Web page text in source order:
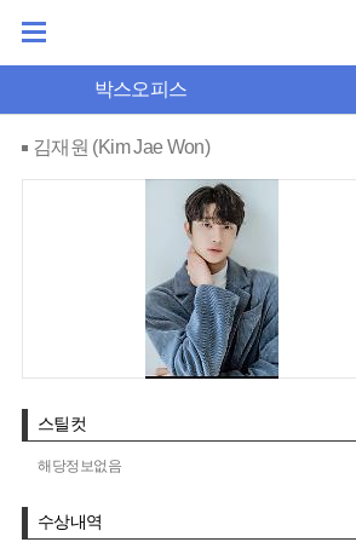
박스오피스
김재원 (Kim Jae Won)
스틸컷
해당정보없음
수상내역